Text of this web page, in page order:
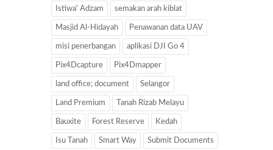
Istiwa' Adzam semakan arah kiblat
Masjid Al-Hidayah Penawanan data UAV
misi penerbangan aplikasi DJI Go 4
Pix4Dcapture Pix4Dmapper
land office; document Selangor
Land Premium Tanah Rizab Melayu
Bauxite Forest Reserve Kedah
Isu Tanah Smart Way Submit Documents